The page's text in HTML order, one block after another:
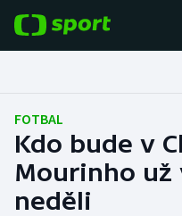
Fotbal
Hokej
Tenis
FOTBAL
Kdo bude v
Mourinho
neděli